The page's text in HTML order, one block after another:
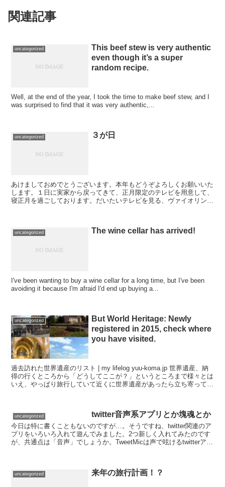
関連記事
uncategorized
This beef stew is very authentic
even though it’s a super
random recipe.
Well, at the end of the year, I took the time to make beef stew, and I
was surprised to find that it was very authentic,...
uncategorized ３が日
あけましておめでとうございます。本年もどうぞよろしくお願いいた
します。１日に実家から戻ってきて、正月限定のテレビを用意して、
寝正月を過ごしております。だいたいテレビを見る、ヴァイオリンを
uncategorized The wine cellar has arrived!
I've been wanting to buy a wine cellar for a long time, but I've been
avoiding it because I'm afraid I'd end up buying a...
uncategorized
But World Heritage: Newly
registered in 2015, check where
you have visited.
過去訪れた世界遺産のリスト | my lifelog yuu-koma.jp 世界遺産、納
得の行くところから「どうしてここが？」というところまで様々とは
いえ、やっぱり旅行していて近くに世界遺産があったら立ち寄ってみ
uncategorized twitter音声系アプリとか塊魂とか
今日は特に書くこともないのですが…。そうですね、twitter関連のア
プリをいろいろ入れて遊んでみました。2つ新しく入れてみたのです
が、共通点は「音声」でしょうか。TweetMicは声で呟けるtwitterアプ
uncategorized 来年の旅行計画！？